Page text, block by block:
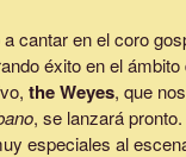
cantar en el coro
éxito en el ámbito
the Weyes, que
, se lanzará
especiales al